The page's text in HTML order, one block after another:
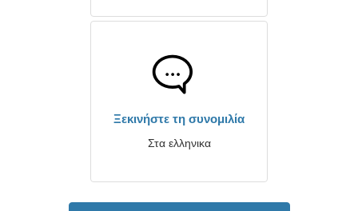
Ξεκινήστε τη συνομιλία
Στα ελληνικα